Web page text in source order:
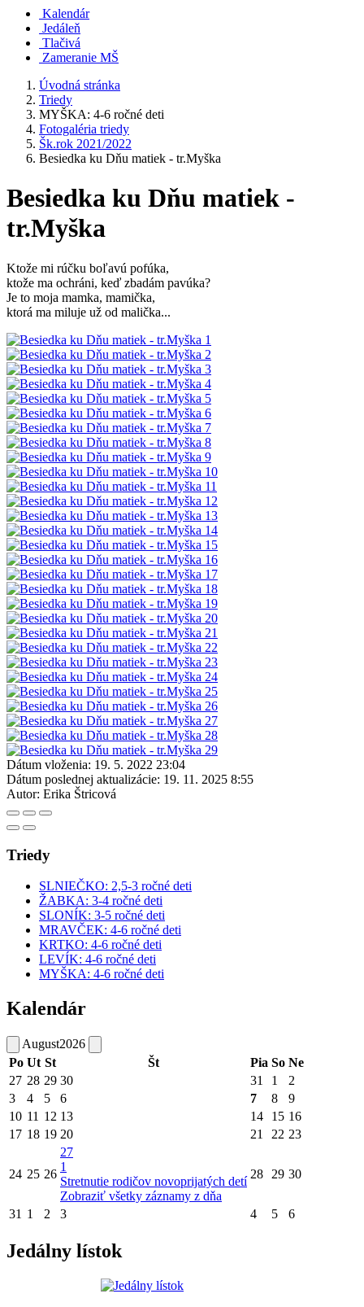
Kalendár
Jedáleň
Tlačivá
Zameranie MŠ
Úvodná stránka
Triedy
MYŠKA: 4-6 ročné deti
Fotogaléria triedy
Šk.rok 2021/2022
Besiedka ku Dňu matiek - tr.Myška
Besiedka ku Dňu matiek -
tr.Myška
Ktože mi rúčku boľavú pofúka,
ktože ma ochráni, keď zbadám pavúka?
Je to moja mamka, mamička,
ktorá ma miluje už od malička...
Dátum vloženia: 19. 5. 2022 23:04
Dátum poslednej aktualizácie: 19. 11. 2025 8:55
Autor: Erika Štricová
Triedy
SLNIEČKO: 2,5-3 ročné deti
ŽABKA: 3-4 ročné deti
SLONÍK: 3-5 ročné deti
MRAVČEK: 4-6 ročné deti
KRTKO: 4-6 ročné deti
LEVÍK: 4-6 ročné deti
MYŠKA: 4-6 ročné deti
Kalendár
August2026
Po Ut St Št Pia So Ne
27 28 29 30 31 1
2
3
4 5 6 7 8
9
10 11 12 13 14 15 16
17 18 19 20 21 22 23
24 25 26
27
1
Stretnutie rodičov novoprijatých detí
Zobraziť všetky záznamy z dňa
28 29 30
31 1 2 3 4 5 6
Jedálny lístok